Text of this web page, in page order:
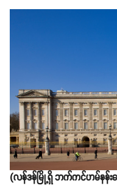
(လန်ဒန်မြို့ရှိ ဘက်ကင်ဟမ်နန်း